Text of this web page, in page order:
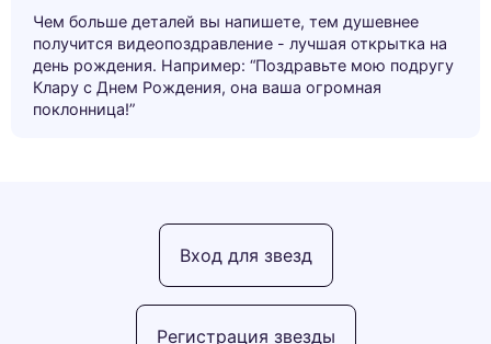
Чем больше деталей вы напишете, тем душевнее
получится видеопоздравление - лучшая открытка на
день рождения. Например: “Поздравьте мою подругу
Клару с Днем Рождения, она ваша огромная
поклонница!”
Регистрация звезды
Вход для звезд